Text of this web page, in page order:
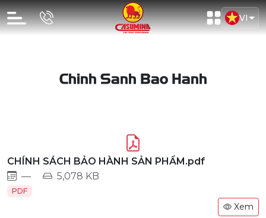
VI
Chinh Sanh Bao Hanh
CHÍNH SÁCH BẢO HÀNH SẢN PHẨM.pdf
—
5,078 KB
PDF
Xem